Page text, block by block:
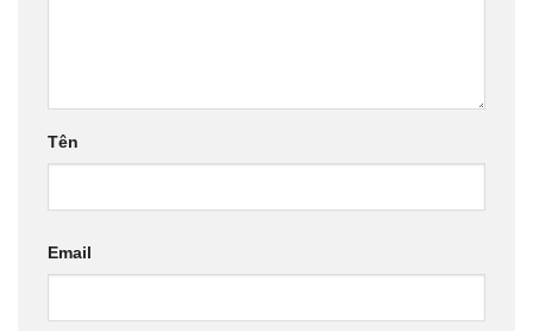
Tên
Email